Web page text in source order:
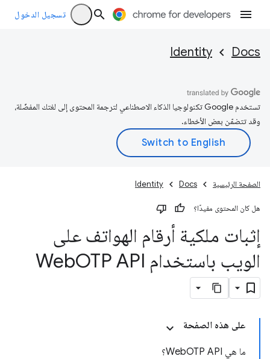
تسجيل الدخول
Docs
Identity
تستخدم Google تكنولوجيا الذكاء الاصطناعي لترجمة المحتوى إلى لغتك المفضّلة،
وقد تتضمّن بعض الأخطاء.
الصفحة الرئيسية Docs
Identity
هل كان المحتوى مفيدًا؟
إثبات ملكية أرقام الهواتف على
الويب باستخدام Web OTP API
على هذه الصفحة
ما هي WebOTP API؟